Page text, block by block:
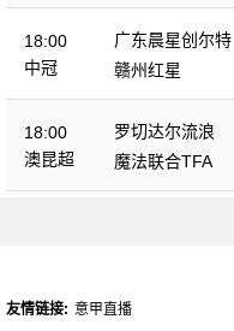
18:00
中冠
广东晨星创尔特
赣州红星
18:00
澳昆超
罗切达尔流浪
魔法联合TFA
友情链接: 意甲直播